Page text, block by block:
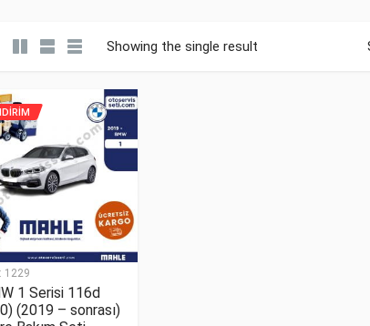
Showing the single result
1229
1 Serisi 116d
(2019 – sonrası)